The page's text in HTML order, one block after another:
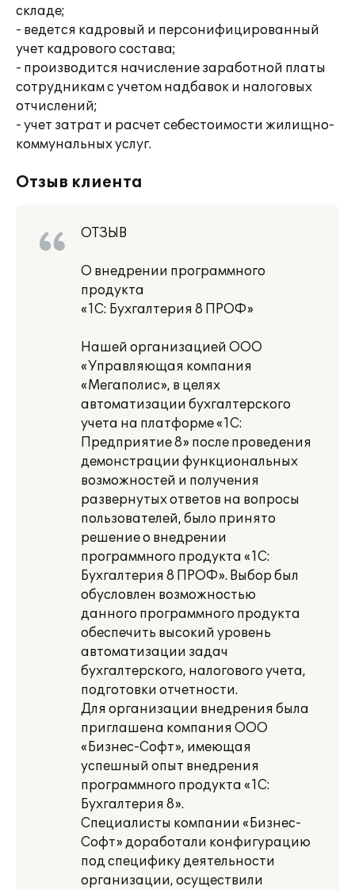
складе;
- ведется кадровый и персонифицированный
учет кадрового состава;
- производится начисление заработной платы
сотрудникам с учетом надбавок и налоговых
отчислений;
- учет затрат и расчет себестоимости жилищно-
коммунальных услуг.
Отзыв клиента
ОТЗЫВ
О внедрении программного
продукта
«1С: Бухгалтерия 8 ПРОФ»
Нашей организацией ООО
«Управляющая компания
«Мегаполис», в целях
автоматизации бухгалтерского
учета на платформе «1С:
Предприятие 8» после проведения
демонстрации функциональных
возможностей и получения
развернутых ответов на вопросы
пользователей, было принято
решение о внедрении
программного продукта «1С:
Бухгалтерия 8 ПРОФ». Выбор был
обусловлен возможностью
данного программного продукта
обеспечить высокий уровень
автоматизации задач
бухгалтерского, налогового учета,
подготовки отчетности.
Для организации внедрения была
приглашена компания ООО
«Бизнес-Софт», имеющая
успешный опыт внедрения
программного продукта «1С:
Бухгалтерия 8».
Специалисты компании «Бизнес-
Софт» доработали конфигурацию
под специфику деятельности
организации, осуществили